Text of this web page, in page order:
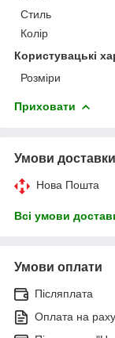
Стиль
Колір
Користувацькі
Розміри
Приховати
Умови доставки
Нова Пошта
Всі умови
Умови оплати
Післяплата
Оплата на